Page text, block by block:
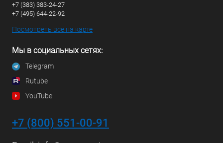
+7 (383) 383-24-27
+7 (495) 644-22-92
Посмотреть все на карте
Мы в социальных сетях:
Telegram
Rutube
YouTube
+7 (800) 551-00-91